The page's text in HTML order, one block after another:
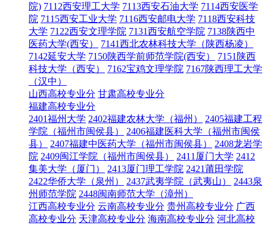
院) 7112西安理工大学 7113西安石油大学 7114西安医学
院 7115西安工业大学 7116西安邮电大学 7118西安科技
大学 7122西安文理学院 7131西安航空学院 7138陕西中
医药大学(西安）
7141西北农林科技大学（陕西杨凌）
7142延安大学 7150陕西学前师范学院(西安）
7151陕西
科技大学（西安）
7162宝鸡文理学院 7167陕西理工大学
（汉中）
山西高校专业分 甘肃高校专业分
福建高校专业分
2401福州大学 2402福建农林大学（福州）
2405福建工程
学院（福州市闽侯县）
2406福建医科大学（福州市闽侯
县）
2407福建中医药大学（福州市闽侯县）
2408龙岩学
院 2409闽江学院（福州市闽侯县） 2411厦门大学 2412
集美大学（厦门）
2413厦门理工学院 2421莆田学院
2422华侨大学（泉州）
2437武夷学院（武夷山）
2443泉
州师范学院 2448闽南师范大学（漳州）
江西高校专业分 云南高校专业分 贵州高校专业分 广西
高校专业分 天津高校专业分 海南高校专业分 河北高校